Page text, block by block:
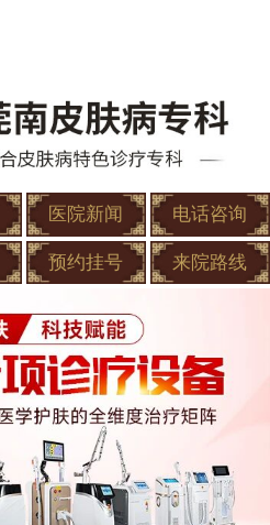
医院新闻 电话咨询
预约挂号 来院路线